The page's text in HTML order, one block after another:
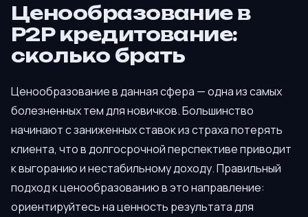
Ценообразование в
P2P кредитование:
сколько брать
Ценообразование в данная сфера — одна из самых
болезненных тем для новичков. Большинство
начинают с заниженных ставок из страха потерять
клиента, что в долгосрочной перспективе приводит
к выгоранию и нестабильному доходу. Правильный
подход к ценообразованию в это направление:
ориентируйтесь на ценность результата для